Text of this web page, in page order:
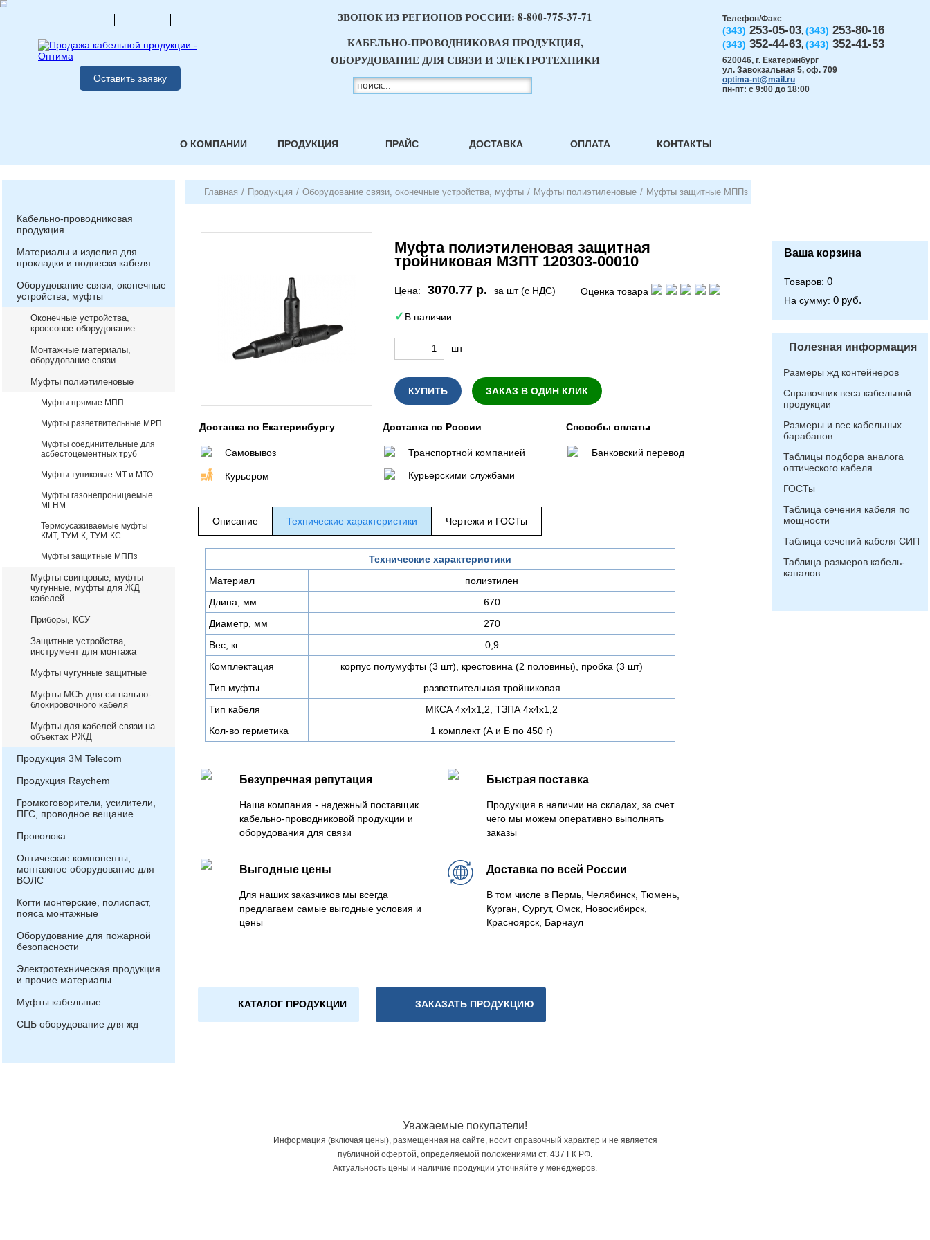
Оставить заявку
Телефон/Факс
(343) 253-05-03, (343) 253-80-16
(343) 352-44-63, (343) 352-41-53
620046, г. Екатеринбург
ул. Завокзальная 5, оф. 709
optima-nt@mail.ru
пн-пт: с 9:00 до 18:00
ЗВОНОК ИЗ РЕГИОНОВ РОССИИ: 8-800-775-37-71
КАБЕЛЬНО-ПРОВОДНИКОВАЯ ПРОДУКЦИЯ,
ОБОРУДОВАНИЕ ДЛЯ СВЯЗИ И ЭЛЕКТРОТЕХНИКИ
О КОМПАНИИ ПРОДУКЦИЯ ПРАЙС ДОСТАВКА ОПЛАТА КОНТАКТЫ
Кабельно-проводниковая
продукция
Материалы и изделия для
прокладки и подвески кабеля
Оборудование связи, оконечные
устройства, муфты
Оконечные устройства,
кроссовое оборудование
Монтажные материалы,
оборудование связи
Муфты полиэтиленовые
Муфты прямые МПП
Муфты разветвительные МРП
Муфты соединительные для
асбестоцементных труб
Муфты тупиковые МТ и МТО
Муфты газонепроницаемые
МГНМ
Термоусаживаемые муфты
КМТ, ТУМ-К, ТУМ-КС
Муфты защитные МППз
Муфты свинцовые, муфты
чугунные, муфты для ЖД
кабелей
Приборы, КСУ
Защитные устройства,
инструмент для монтажа
Муфты чугунные защитные
Муфты МСБ для сигнально-
блокировочного кабеля
Муфты для кабелей связи на
объектах РЖД
Продукция 3М Telecom
Продукция Raychem
Громкоговорители, усилители,
ПГС, проводное вещание
Проволока
Оптические компоненты,
монтажное оборудование для
ВОЛС
Когти монтерские, полиспаст,
пояса монтажные
Оборудование для пожарной
безопасности
Электротехническая продукция
и прочие материалы
Муфты кабельные
СЦБ оборудование для жд
Главная / Продукция / Оборудование связи, оконечные устройства, муфты / Муфты полиэтиленовые / Муфты защитные МППз
Муфта полиэтиленовая защитная
тройниковая МЗПТ 120303-00010
Цена: 3070.77 р. за шт (с НДС) Оценка товара
В наличии
шт
КУПИТЬ ЗАКАЗ В ОДИН КЛИК
Доставка по Екатеринбургу
Самовывоз
Курьером
Доставка по России
Транспортной компанией
Курьерскими службами
Способы оплаты
Банковский перевод
Описание Технические характеристики Чертежи и ГОСТы
Технические характеристики
Материал
полиэтилен
Длина, мм
670
Диаметр, мм
270
Вес, кг
0,9
Комплектация
корпус полумуфты (3 шт), крестовина (2 половины), пробка (3 шт)
Тип муфты
разветвительная тройниковая
Тип кабеля
МКСА 4х4х1,2, ТЗПА 4х4х1,2
Кол-во герметика
1 комплект (А и Б по 450 г)
Безупречная репутация
Наша компания - надежный поставщик
кабельно-проводниковой продукции и
оборудования для связи
Быстрая поставка
Продукция в наличии на складах, за счет
чего мы можем оперативно выполнять
заказы
Выгодные цены
Для наших заказчиков мы всегда
предлагаем самые выгодные условия и
цены
Доставка по всей России
В том числе в Пермь, Челябинск, Тюмень,
Курган, Сургут, Омск, Новосибирск,
Красноярск, Барнаул
КАТАЛОГ ПРОДУКЦИИ ЗАКАЗАТЬ ПРОДУКЦИЮ
Ваша корзина
Товаров: 0
На сумму: 0 руб.
Полезная информация
Размеры жд контейнеров
Справочник веса кабельной
продукции
Размеры и вес кабельных
барабанов
Таблицы подбора аналога
оптического кабеля
ГОСТы
Таблица сечения кабеля по
мощности
Таблица сечений кабеля СИП
Таблица размеров кабель-
каналов
Уважаемые покупатели!
Информация (включая цены), размещенная на сайте, носит справочный характер и не является
публичной офертой, определяемой положениями ст. 437 ГК РФ.
Актуальность цены и наличие продукции уточняйте у менеджеров.